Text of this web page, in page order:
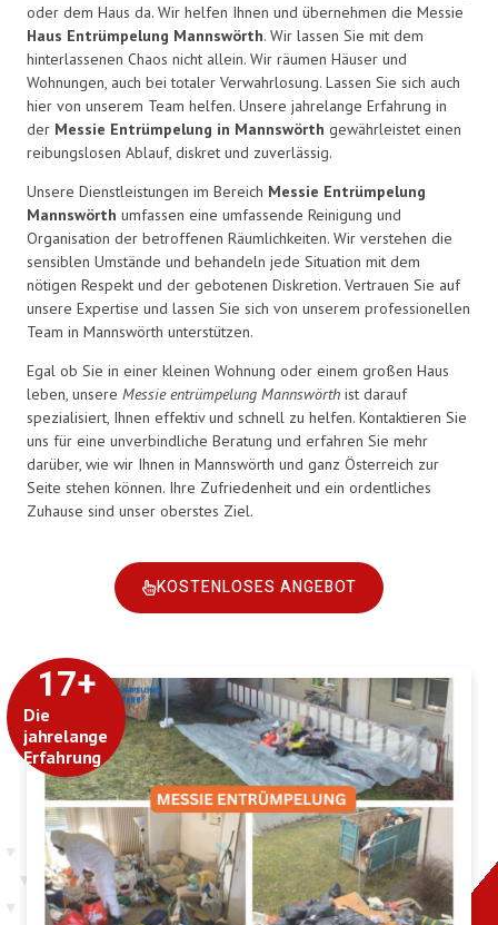
Die
jahrelange
Erfahrung
17+
oder dem Haus da. Wir helfen Ihnen und übernehmen die Messie
Haus Entrümpelung Mannswörth. Wir lassen Sie mit dem
hinterlassenen Chaos nicht allein. Wir räumen Häuser und
Wohnungen, auch bei totaler Verwahrlosung. Lassen Sie sich auch
hier von unserem Team helfen. Unsere jahrelange Erfahrung in
der Messie Entrümpelung in Mannswörth gewährleistet einen
reibungslosen Ablauf, diskret und zuverlässig.
Unsere Dienstleistungen im Bereich Messie Entrümpelung
Mannswörth umfassen eine umfassende Reinigung und
Organisation der betroffenen Räumlichkeiten. Wir verstehen die
sensiblen Umstände und behandeln jede Situation mit dem
nötigen Respekt und der gebotenen Diskretion. Vertrauen Sie auf
unsere Expertise und lassen Sie sich von unserem professionellen
Team in Mannswörth unterstützen.
Egal ob Sie in einer kleinen Wohnung oder einem großen Haus
leben, unsere Messie entrümpelung Mannswörth ist darauf
spezialisiert, Ihnen effektiv und schnell zu helfen. Kontaktieren Sie
uns für eine unverbindliche Beratung und erfahren Sie mehr
darüber, wie wir Ihnen in Mannswörth und ganz Österreich zur
Seite stehen können. Ihre Zufriedenheit und ein ordentliches
Zuhause sind unser oberstes Ziel.
KOSTENLOSES ANGEBOT